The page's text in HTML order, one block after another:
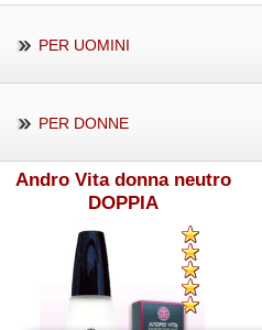
PER UOMINI
PER DONNE
Andro Vita donna neutro
DOPPIA
CONCENTRAZIONE
Edizione